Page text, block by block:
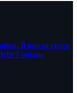
Il nuovo cuore
Fontane